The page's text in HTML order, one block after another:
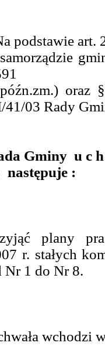
podstawie art.
oraz
41/03 Rady
Gminy u c
następuje :
plany
r. stałych
Nr 1 do Nr 8.
wchodzi